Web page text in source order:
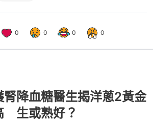
0 0 0 0
腎降血糖醫生揭洋蔥2黃金
生或熟好？